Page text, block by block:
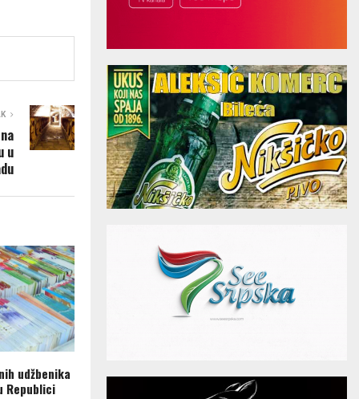
u
udžbenika
Republici